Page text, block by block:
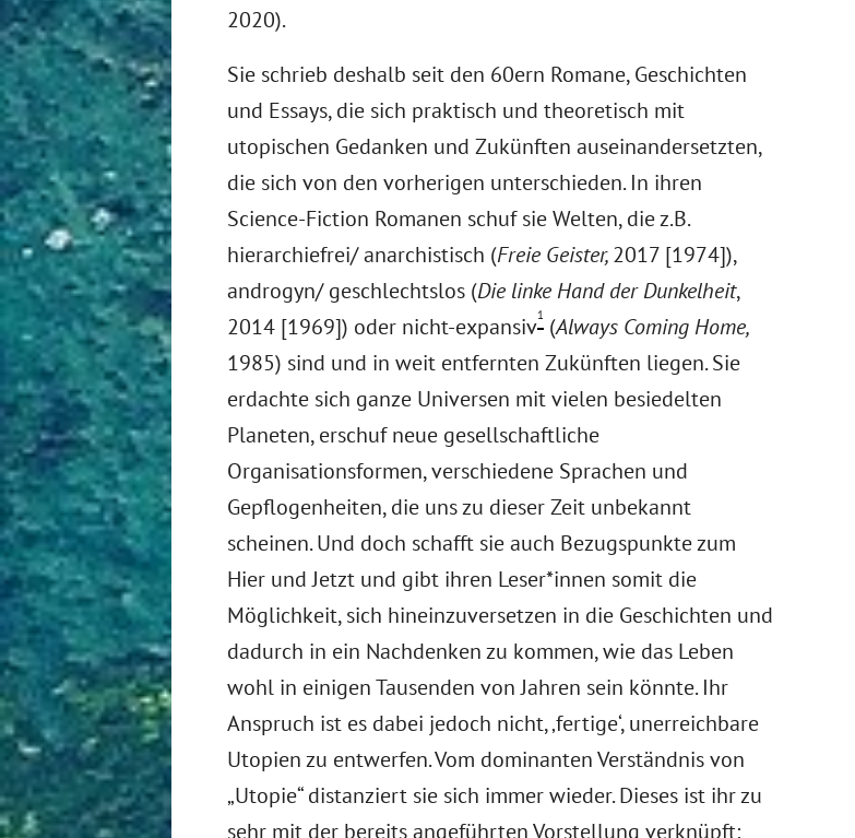
2020).
Sie schrieb deshalb seit den 60ern Romane, Geschichten
und Essays, die sich praktisch und theoretisch mit
utopischen Gedanken und Zukünften auseinandersetzten,
die sich von den vorherigen unterschieden. In ihren
Science-Fiction Romanen schuf sie Welten, die z.B.
hierarchiefrei/ anarchistisch (Freie Geister,2017 [1974]),
androgyn/ geschlechtslos (Die linke Hand der Dunkelheit,
2014 [1969]) oder nicht-expansiv1(Always Coming Home,
1985) sind und in weit entfernten Zukünften liegen. Sie
erdachte sich ganze Universen mit vielen besiedelten
Planeten, erschuf neue gesellschaftliche
Organisationsformen, verschiedene Sprachen und
Gepflogenheiten, die uns zu dieser Zeit unbekannt
scheinen. Und doch schafft sie auch Bezugspunkte zum
Hier und Jetzt und gibt ihren Leser*innen somit die
Möglichkeit, sich hineinzuversetzen in die Geschichten und
dadurch in ein Nachdenken zu kommen, wie das Leben
wohl in einigen Tausenden von Jahren sein könnte. Ihr
Anspruch ist es dabei jedoch nicht, ‚fertige‘, unerreichbare
Utopien zu entwerfen. Vom dominanten Verständnis von
„Utopie“ distanziert sie sich immer wieder. Dieses ist ihr zu
sehr mit der bereits angeführten Vorstellung verknüpft: